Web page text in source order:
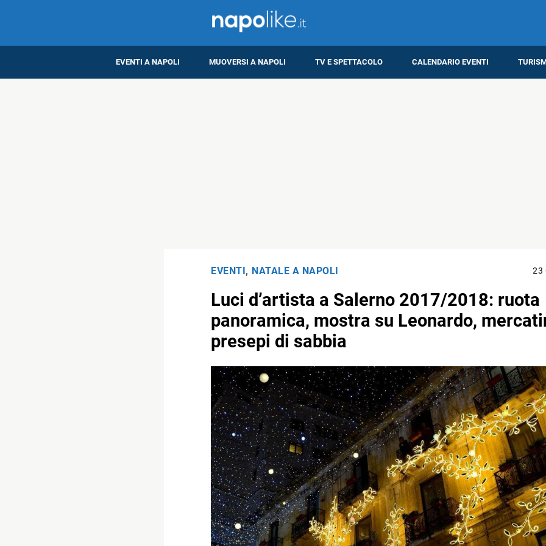
EVENTI A NAPOLI MUOVERSI A NAPOLI TV E SPETTACOLO CALENDARIO EVENTI
EVENTI , NATALE A NAPOLI 23
Luci d’artista a Salerno 2017/2018: ruota
panoramica, mostra su Leonardo,
presepi di sabbia